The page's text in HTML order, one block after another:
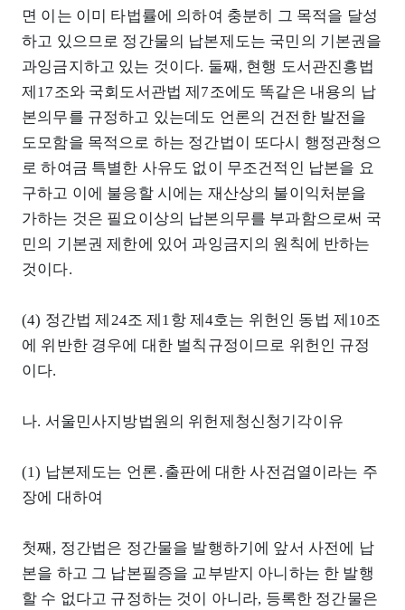
면 이는 이미 타법률에 의하여 충분히 그 목적을 달성
하고 있으므로 정간물의 납본제도는 국민의 기본권을
과잉금지하고 있는 것이다. 둘째, 현행 도서관진흥법
제17조와 국회도서관법 제7조에도 똑같은 내용의 납
본의무를 규정하고 있는데도 언론의 건전한 발전을
도모함을 목적으로 하는 정간법이 또다시 행정관청으
로 하여금 특별한 사유도 없이 무조건적인 납본을 요
구하고 이에 불응할 시에는 재산상의 불이익처분을
가하는 것은 필요이상의 납본의무를 부과함으로써 국
민의 기본권 제한에 있어 과잉금지의 원칙에 반하는
것이다.
(4) 정간법 제24조 제1항 제4호는 위헌인 동법 제10조
에 위반한 경우에 대한 벌칙규정이므로 위헌인 규정
이다.
나. 서울민사지방법원의 위헌제청신청기각이유
(1) 납본제도는 언론․출판에 대한 사전검열이라는 주
장에 대하여
첫째, 정간법은 정간물을 발행하기에 앞서 사전에 납
본을 하고 그 납본필증을 교부받지 아니하는 한 발행
할 수 없다고 규정하는 것이 아니라, 등록한 정간물은